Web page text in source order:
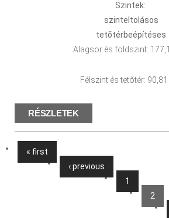
Szintek:
szinteltolásos
tetőtérbeépítéses
Alagsor és földszint:
Félszint és tetőtér:
RÉSZLETEK
Pages
« first
‹ previous
1
2